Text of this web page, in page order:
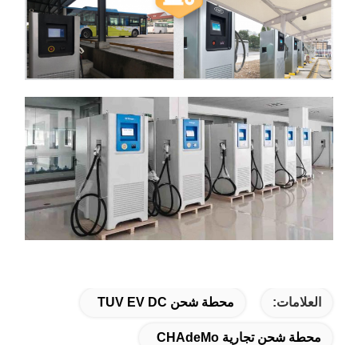
العلامات: محطة شحن TUV EV DC
محطة شحن تجارية CHAdeMo